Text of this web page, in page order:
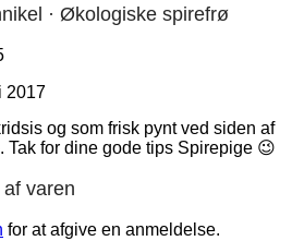
· Økologiske spirefrø
2017
og som frisk pynt ved siden af
Tak for dine gode tips Spirepige 😉
varen
for at afgive en anmeldelse.